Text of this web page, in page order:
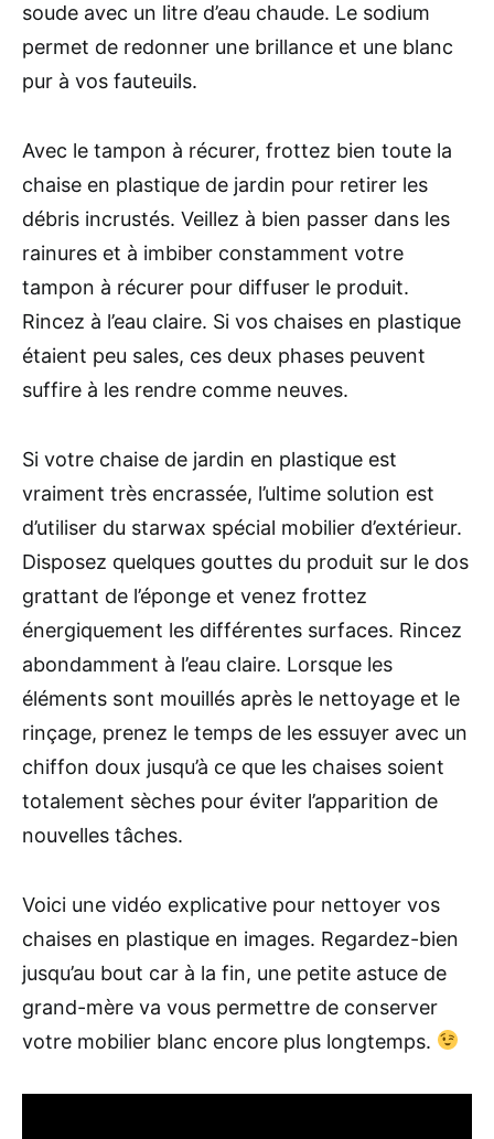
soude avec un litre d’eau chaude. Le sodium
permet de redonner une brillance et une blanc
pur à vos fauteuils.
Avec le tampon à récurer, frottez bien toute la
chaise en plastique de jardin pour retirer les
débris incrustés. Veillez à bien passer dans les
rainures et à imbiber constamment votre
tampon à récurer pour diffuser le produit.
Rincez à l’eau claire. Si vos chaises en plastique
étaient peu sales, ces deux phases peuvent
suffire à les rendre comme neuves.
Si votre chaise de jardin en plastique est
vraiment très encrassée, l’ultime solution est
d’utiliser du starwax spécial mobilier d’extérieur.
Disposez quelques gouttes du produit sur le dos
grattant de l’éponge et venez frottez
énergiquement les différentes surfaces. Rincez
abondamment à l’eau claire. Lorsque les
éléments sont mouillés après le nettoyage et le
rinçage, prenez le temps de les essuyer avec un
chiffon doux jusqu’à ce que les chaises soient
totalement sèches pour éviter l’apparition de
nouvelles tâches.
Voici une vidéo explicative pour nettoyer vos
chaises en plastique en images. Regardez-bien
jusqu’au bout car à la fin, une petite astuce de
grand-mère va vous permettre de conserver
votre mobilier blanc encore plus longtemps.